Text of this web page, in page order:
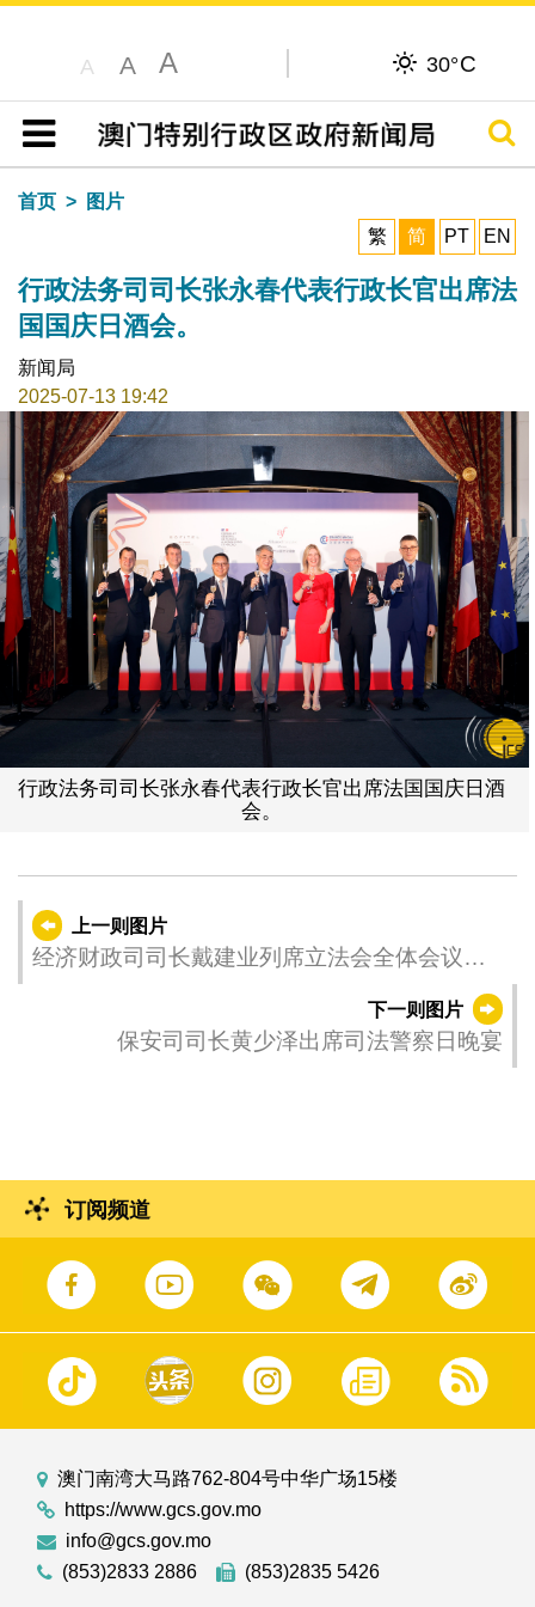
A A A 30°C
目录
搜寻
首页
图片
繁
简 PT EN
行政法务司司长张永春代表行政长官出席法
国国庆日酒会。
新闻局
2025-07-13 19:42
行政法务司司长张永春代表行政长官出席法国国庆日酒
会。
上一则图片
经济财政司司长戴建业列席立法会全体会议，
议程为细则性讨论及表决《公共采购法》法案
和《投资基金法》法案。
下一则图片
保安司司长黄少泽出席司法警察日晚宴
订阅频道
澳门南湾大马路762-804号中华广场15楼
https://www.gcs.gov.mo
info@gcs.gov.mo
(853)2833 2886
(853)2835 5426